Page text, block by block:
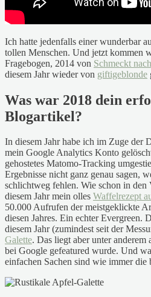
Ich hatte jedenfalls einer wunderbar
tollen Menschen. Und jetzt kommen
Fragebogen, 2014 von Schmeckt
diesem Jahr wieder von giftigeblonde
Was war 2018 dein
Blogartikel?
In diesem Jahr habe ich im Zuge der
mein Google Analytics Konto
gehostetes Matomo-Tracking
Ergebnisse nicht ganz genau sagen,
schlichtweg fehlen. Wie schon in den
diesem Jahr mein olles Waffelrezept
50.000 Aufrufen der meistgeklickte
diesen Jahres. Ein echter Evergreen.
diesem Jahr (zumindest seit der
Galette. Das liegt aber unter anderem
bei Google gefeatured wurde. Und
einfachen Sachen sind wie immer die